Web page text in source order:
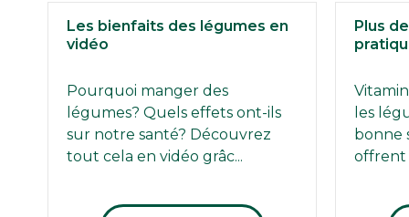
Les bienfaits des légumes en
vidéo
Pourquoi manger des
légumes? Quels effets ont-ils
sur notre santé? Découvrez
tout cela en vidéo grâc...
Plus
les
bonne
offrent